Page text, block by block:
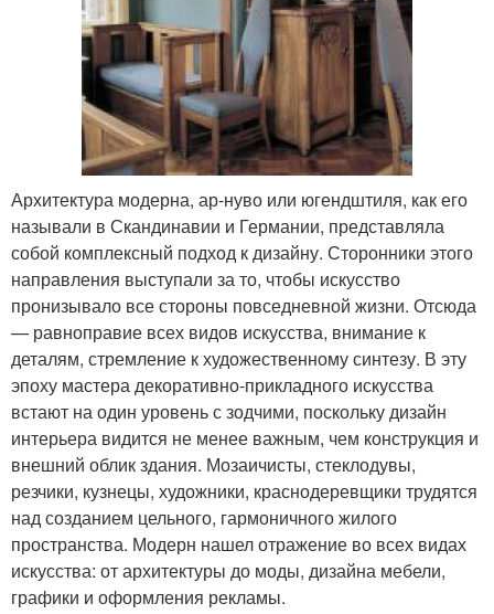
Архитектура модерна, ар-нуво или югендштиля, как его
называли в Скандинавии и Германии, представляла
собой комплексный подход к дизайну. Сторонники этого
направления выступали за то, чтобы искусство
пронизывало все стороны повседневной жизни. Отсюда
— равноправие всех видов искусства, внимание к
деталям, стремление к художественному синтезу. В эту
эпоху мастера декоративно-прикладного искусства
встают на один уровень с зодчими, поскольку дизайн
интерьера видится не менее важным, чем конструкция и
внешний облик здания. Мозаичисты, стеклодувы,
резчики, кузнецы, художники, краснодеревщики трудятся
над созданием цельного, гармоничного жилого
пространства. Модерн нашел отражение во всех видах
искусства: от архитектуры до моды, дизайна мебели,
графики и оформления рекламы.